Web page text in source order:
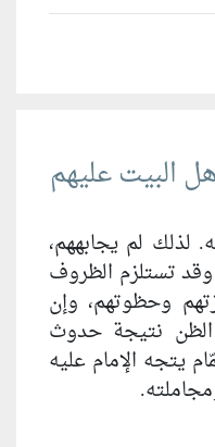
البيت عليهم
لم يجابههم،
تستلزم الظروف
وحظوتهم، وإن
نتيجة حدوث
يتجه الإمام عليه